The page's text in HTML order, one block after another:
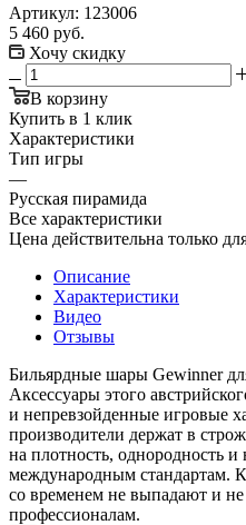
Артикул: 123006
5 460 руб.
Хочу скидку
В корзину
Купить в 1 клик
Характеристики
Тип игры
—
Русская пирамида
Все характеристики
Цена действительна только
Описание
Характеристики
Видео
Отзывы
Бильярдные шары Gewinner
Аксессуары этого
и непревзойденные игровые
производители держат в
на плотность, однородность
международным стандартам.
со временем не выпадают и
профессионалам.